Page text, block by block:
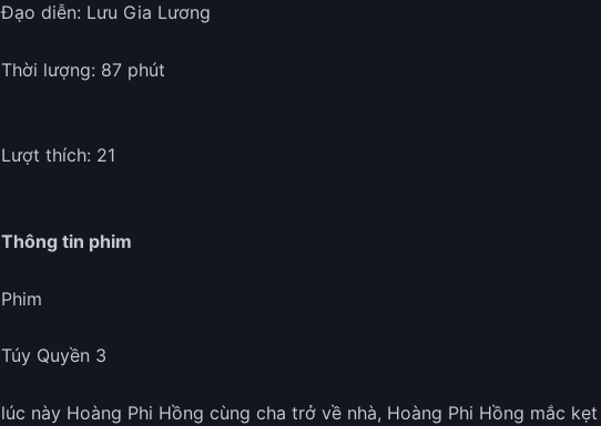
Đạo diễn: Lưu Gia Lương
Thời lượng: 87 phút
Lượt thích: 21
Thông tin phim
Phim
Túy Quyền 3
lúc này Hoàng Phi Hồng cùng cha trở về nhà, Hoàng Phi Hồng mắc